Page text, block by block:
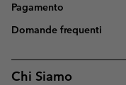
Pagamento
Domande frequenti
Chi Siamo